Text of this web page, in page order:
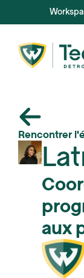
Rencontrer
aux